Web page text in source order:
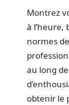
Montrez
à l’heure,
normes
au long
obtenir le